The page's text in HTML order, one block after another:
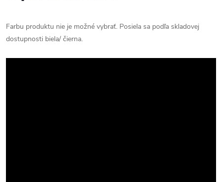
Farbu produktu nie je možné vybrať. Posiela sa podľa skladovej
dostupnosti biela/ čierna.